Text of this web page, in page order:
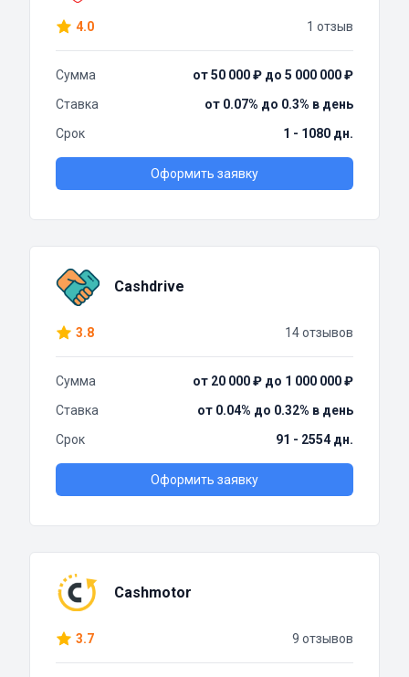
4.0 1 отзыв
Сумма
от 50 000 ₽ до 5 000 000 ₽
Ставка
от 0.07% до 0.3% в день
Срок
1 - 1080 дн.
Оформить заявку
Cashdrive
3.8 14 отзывов
Сумма
от 20 000 ₽ до 1 000 000 ₽
Ставка
от 0.04% до 0.32% в день
Срок
91 - 2554 дн.
Оформить заявку
Cashmotor
3.7 9 отзывов